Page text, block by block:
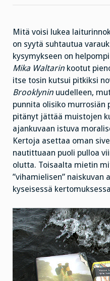
Mitä voisi lukea
on syytä suhtautua
kysymykseen on
Mika Waltarin kootut
itse tosin kutsui pitkiksi
Brooklynin uudelleen,
punnita olisiko murrosiän
pitänyt jättää muistojen
ajankuvaan istuva
Kertoja asettaa oman
nautittuaan puoli pulloa
olutta. Toisaalta mietin
”vihamielisen” naiskuvan
kyseisessä